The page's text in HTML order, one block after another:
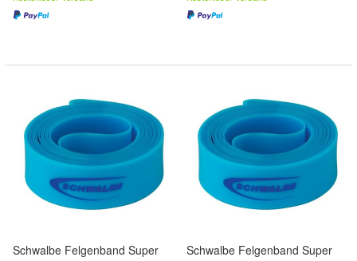
Schwalbe Felgenband Super
Schwalbe Felgenband Super